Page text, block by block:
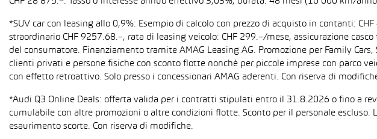
*SUV car con leasing allo 0,9%: Esempio di calcolo con prezzo di acquisto in contanti:
straordinario CHF 9257.68.–, rata di leasing veicolo: CHF 299.–/mese, assicurazione
del consumatore. Finanziamento tramite AMAG Leasing AG. Promozione per Family
clienti privati e persone fisiche con sconto flotte nonché per piccole imprese con parco
con effetto retroattivo. Solo presso i concessionari AMAG aderenti. Con riserva di
*Audi Q3 Online Deals: offerta valida per i contratti stipulati entro il 31.8.2026 o fino a
cumulabile con altre promozioni o altre condizioni flotte. Sconto per il personale escluso.
esaurimento scorte. Con riserva di modifiche.